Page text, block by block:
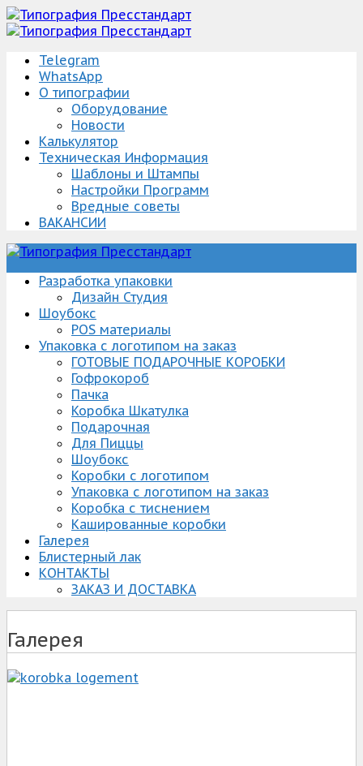
Telegram
WhatsApp
О типографии
Оборудование
Новости
Калькулятор
Техническая Информация
Шаблоны и Штампы
Настройки Программ
Вредные советы
ВАКАНСИИ
Типография Пресстандарт
Упаковка Изготовление/разработка
Разработка упаковки
Дизайн Студия
Шоубокс
POS материалы
Упаковка с логотипом на заказ
ГОТОВЫЕ ПОДАРОЧНЫЕ КОРОБКИ
Гофрокороб
Пачка
Коробка Шкатулка
Подарочная
Для Пиццы
Шоубокс
Коробки с логотипом
Упаковка с логотипом на заказ
Коробка с тиснением
Кашированные коробки
Галерея
Блистерный лак
КОНТАКТЫ
ЗАКАЗ И ДОСТАВКА
Галерея